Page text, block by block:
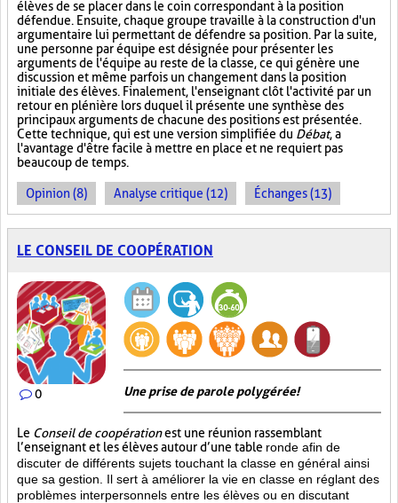
élèves de se placer dans le coin correspondant à la position
défendue. Ensuite, chaque groupe travaille à la construction d'un
argumentaire lui permettant de défendre sa position. Par la suite,
une personne par équipe est désignée pour présenter les
arguments de l'équipe au reste de la classe, ce qui génère une
discussion et même parfois un changement dans la position
initiale des élèves. Finalement, l'enseignant clôt l'activité par un
retour en plénière lors duquel il présente une synthèse des
principaux arguments de chacune des positions est présentée.
Cette technique, qui est une version simplifiée du Débat, a
l'avantage d'être facile à mettre en place et ne requiert pas
beaucoup de temps.
Opinion (8) Analyse critique (12) Échanges (13)
LE CONSEIL DE COOPÉRATION
0 Une prise de parole polygérée!
Le Conseil de coopérationest une réunion rassemblant
l’enseignant et les élèves autour d’une table ronde afin de
discuter de différents sujets touchant la classe en général ainsi
que sa gestion. Il sert à améliorer la vie en classe en réglant des
problèmes interpersonnels entre les élèves ou en discutant